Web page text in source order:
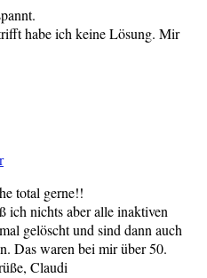
habe ich keine Lösung. Mir
total gerne!!
ich nichts aber alle inaktiven
gelöscht und sind dann auch
Das waren bei mir über 50.
Claudi